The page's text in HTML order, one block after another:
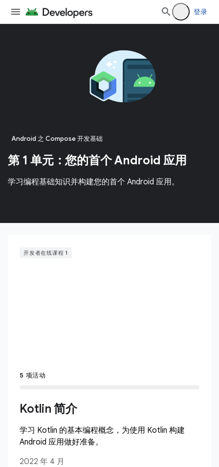
登录
Android 之 Compose 开发基础
第 1 单元：您的首个 Android 应用
学习编程基础知识并构建您的首个 Android 应用。
开发者在线课程 1
5 项活动
Kotlin 简介
学习 Kotlin 的基本编程概念，为使用 Kotlin 构建
Android 应用做好准备。
2022 年 4 月